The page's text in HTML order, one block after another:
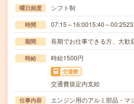
曜日頻度 シフト制
時間 07:15～16:0015:40～
期間 長期でお仕事できる方、大歓
時給 時給1500円
交通費
交通費規定内支給
仕事内容 エンジン用のアルミ部品・マ